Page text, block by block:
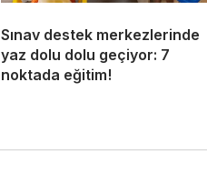
Sınav destek merkezlerinde
yaz dolu dolu geçiyor: 7
noktada eğitim!